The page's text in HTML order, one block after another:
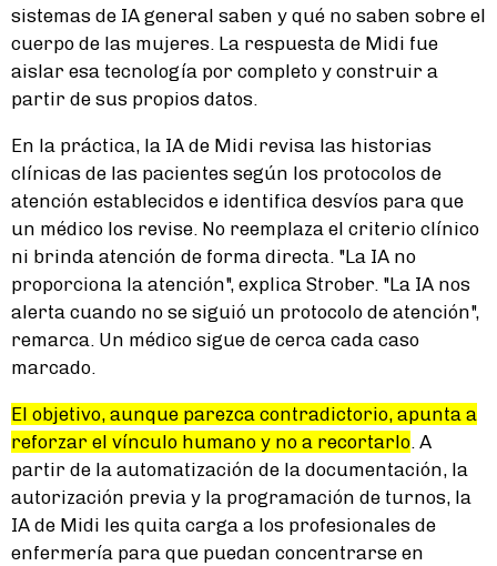
sistemas de IA general saben y qué no saben sobre el
cuerpo de las mujeres. La respuesta de Midi fue
aislar esa tecnología por completo y construir a
partir de sus propios datos.
En la práctica, la IA de Midi revisa las historias
clínicas de las pacientes según los protocolos de
atención establecidos e identifica desvíos para que
un médico los revise. No reemplaza el criterio clínico
ni brinda atención de forma directa. "La IA no
proporciona la atención", explica Strober. "La IA nos
alerta cuando no se siguió un protocolo de atención",
remarca. Un médico sigue de cerca cada caso
marcado.
El objetivo, aunque parezca contradictorio, apunta a
reforzar el vínculo humano y no a recortarlo . A
partir de la automatización de la documentación, la
autorización previa y la programación de turnos, la
IA de Midi les quita carga a los profesionales de
enfermería para que puedan concentrarse en